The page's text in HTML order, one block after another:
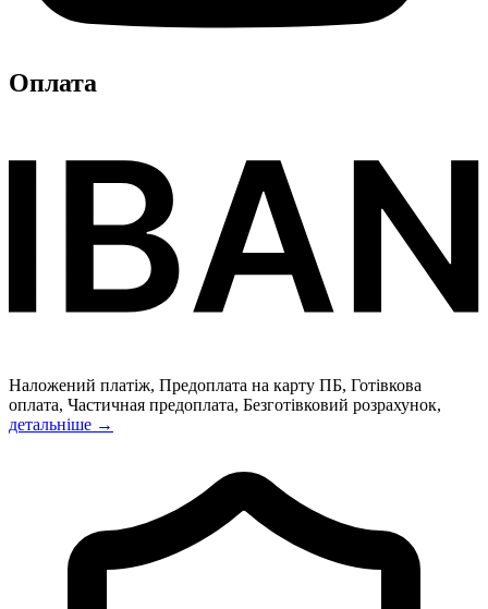
Оплата
Наложений платіж, Предоплата на карту ПБ, Готівкова
оплата, Частичная предоплата, Безготівковий розрахунок,
детальніше →